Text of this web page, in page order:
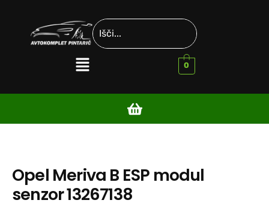
0
Opel Meriva B ESP modul
senzor 13267138